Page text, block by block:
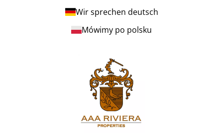
Wir sprechen deutsch
Mówimy po polsku